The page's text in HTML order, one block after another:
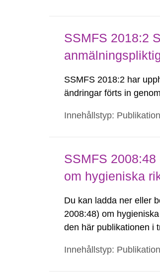
SSMFS 2018:2
SSMFS 2018:2 har
ändringar förts in
Innehållstyp:
SSMFS
om hygieniska
Du kan ladda ner eller
2008:48) om
den här publikationen i
Innehållstyp: